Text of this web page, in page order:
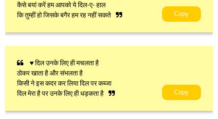
कैसे बयां करें हम आपको ये दिल-ए- हाल
कि तुम्हीं हो जिसके बगैर हम रह नहीं सकते
Copy
♥ दिल उनके लिए ही मचलता है
ठोकर खाता है और संभलता है
किसी ने इस कदर कर लिया दिल पर कब्जा
दिल मेरा है पर उनके लिए ही धड़कता है
Copy